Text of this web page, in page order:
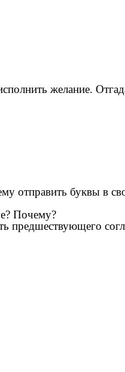
желание.
отправить буквы в
Почему?